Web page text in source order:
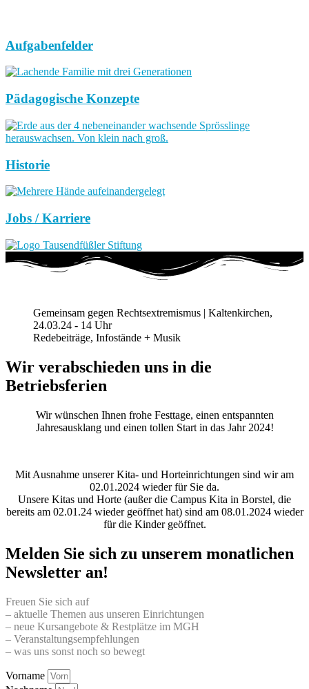
Aufgabenfelder
Pädagogische Konzepte
Historie
Jobs / Karriere
Gemeinsam gegen Rechtsextremismus | Kaltenkirchen,
24.03.24 - 14 Uhr
Redebeiträge, Infostände + Musik
Wir verabschieden uns in die
Betriebsferien
Wir wünschen Ihnen frohe Festtage, einen entspannten
Jahresausklang und einen tollen Start in das Jahr 2024!
Mit Ausnahme unserer Kita- und Horteinrichtungen sind wir am
02.01.2024 wieder für Sie da.
Unsere Kitas und Horte (außer die Campus Kita in Borstel, die
bereits am 02.01.24 wieder geöffnet hat) sind am 08.01.2024 wieder
für die Kinder geöffnet.
Melden Sie sich zu unserem monatlichen
Newsletter an!
Freuen Sie sich auf
– aktuelle Themen aus unseren Einrichtungen
– neue Kursangebote & Restplätze im MGH
– Veranstaltungsempfehlungen
– was uns sonst noch so bewegt
Vorname